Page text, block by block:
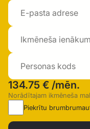
134.75 € /mēn.
Norādītajam ikmēneša
Piekrītu